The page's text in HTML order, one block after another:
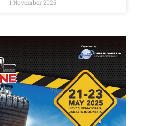
1 November 2025